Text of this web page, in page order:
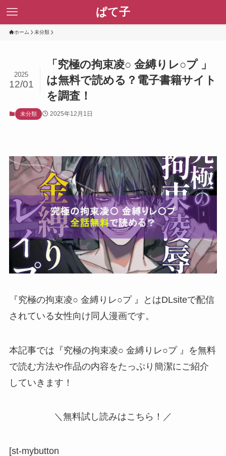
ぱて子
ホーム 未分類
「究極の拘束凌○ 金縛りレ○プ 」
は無料で読める？電子書籍サイト
を調査！
2025
12/01
未分類 2025年12月1日
『究極の拘束凌○ 金縛りレ○プ 』とはDLsiteで配信
されている女性向け同人漫画です。
本記事では『究極の拘束凌○ 金縛りレ○プ 』を無料
で読む方法や作品の内容をたっぷり簡潔にご紹介
していきます！
＼無料試し読みはこちら！／
[st-mybutton